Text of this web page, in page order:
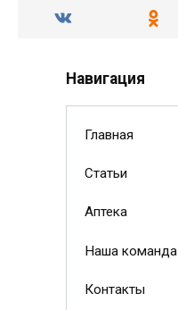
Навигация
Главная
Статьи
Аптека
Наша команда
Контакты